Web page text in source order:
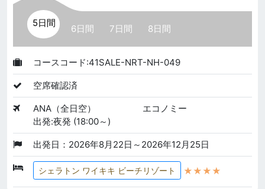
5日間
6日間 7日間 8日間
コースコード:41SALE-NRT-NH-049
空席確認済
ANA（全日空）
エコノミー
出発:夜発 (18:00～)
出発日：2026年8月22日～2026年12月25日
シェラトン ワイキキ ビーチリゾート ★★★★